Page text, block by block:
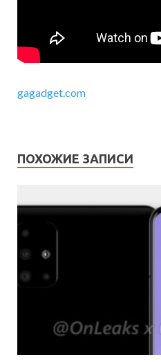
gagadget.com
ПОХОЖИЕ ЗАПИСИ